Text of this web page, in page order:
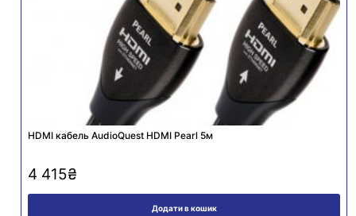
HDMI кабель AudioQuest HDMI Pearl 5м
4 415₴
Додати в кошик